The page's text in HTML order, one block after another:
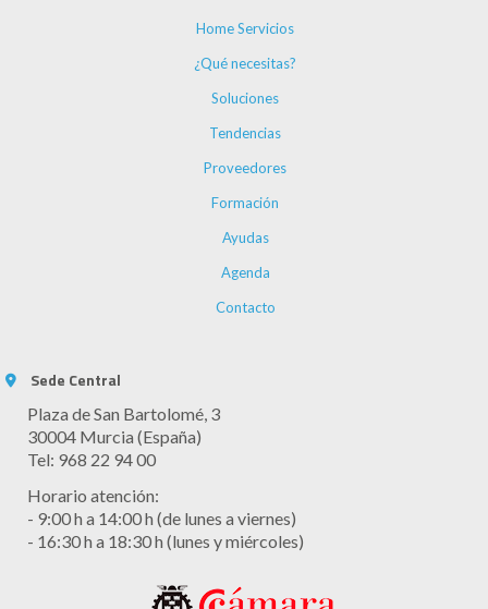
Home Servicios
¿Qué necesitas?
Soluciones
Tendencias
Proveedores
Formación
Ayudas
Agenda
Contacto
Sede Central
Plaza de San Bartolomé, 3
30004 Murcia (España)
Tel: 968 22 94 00
Horario atención:
- 9:00 h a 14:00 h (de lunes a viernes)
- 16:30 h a 18:30 h (lunes y miércoles)